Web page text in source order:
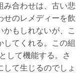
み合わせは、古い悲
せのレメディーを飲
もしれないが、こ
してくれる。この組
して機能する。さ
て生じるのでしょ